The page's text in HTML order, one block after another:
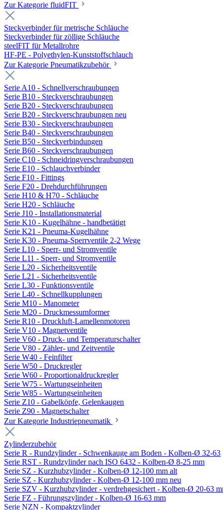
Zur Kategorie fluidFIT
Steckverbinder für metrische Schläuche
Steckverbinder für zöllige Schläuche
steelFIT für Metallrohre
HF-PE - Polyethylen-Kunststoffschlauch
Zur Kategorie Pneumatikzubehör
Serie A10 - Schnellverschraubungen
Serie B10 - Steckverschraubungen
Serie B20 - Steckverschraubungen
Serie B20 - Steckverschraubungen neu
Serie B30 - Steckverschraubungen
Serie B40 - Steckverschraubungen
Serie B50 - Steckverbindungen
Serie B60 - Steckverschraubungen
Serie C10 - Schneidringverschraubungen
Serie E10 - Schlauchverbinder
Serie F10 - Fittings
Serie F20 - Drehdurchführungen
Serie H10 & H70 - Schläuche
Serie H20 - Schläuche
Serie J10 - Installationsmaterial
Serie K10 - Kugelhähne - handbetätigt
Serie K21 - Pneuma-Kugelhähne
Serie K30 - Pneuma-Sperrventile 2-2 Wege
Serie L10 - Sperr- und Stromventile
Serie L11 - Sperr- und Stromventile
Serie L20 - Sicherheitsventile
Serie L21 - Sicherheitsventile
Serie L30 - Funktionsventile
Serie L40 - Schnellkupplungen
Serie M10 - Manometer
Serie M20 - Druckmessumformer
Serie R10 - Druckluft-Lamellenmotoren
Serie V10 - Magnetventile
Serie V60 - Druck- und Temperaturschalter
Serie V80 - Zähler- und Zeitventile
Serie W40 - Feinfilter
Serie W50 - Druckregler
Serie W60 - Proportionaldruckregler
Serie W75 - Wartungseinheiten
Serie W85 - Wartungseinheiten
Serie Z10 - Gabelköpfe, Gelenkaugen
Serie Z90 - Magnetschalter
Zur Kategorie Industriepneumatik
Zylinderzubehör
Serie R - Rundzylinder - Schwenkauge am Boden - Kolben-Ø 32-63
Serie RST - Rundzylinder nach ISO 6432 - Kolben-Ø 8-25 mm
Serie SZ - Kurzhubzylinder - Kolben-Ø 12-100 mm alt
Serie SZ - Kurzhubzylinder - Kolben-Ø 12-100 mm neu
Serie SZV - Kurzhubzylinder - verdrehgesichert - Kolben-Ø 20-63
Serie FZ - Führungszylinder - Kolben-Ø 16-63 mm
Serie NZN - Kompaktzylinder